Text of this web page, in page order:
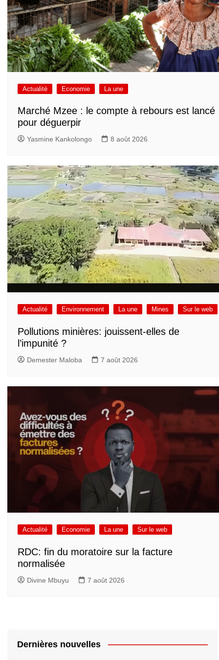
Actualité Economie La une
Marché Mzee : le compte à rebours est lancé
pour déguerpir
Yasmine Kankolongo 8 août 2026
Actualité Environnement La une Mines Sur le web
Pollutions minières: jouissent-elles de
l’impunité ?
Demester Maloba 7 août 2026
Actualité Economie La une Sur le web
RDC: fin du moratoire sur la facture
normalisée
Divine Mbuyu 7 août 2026
Dernières nouvelles